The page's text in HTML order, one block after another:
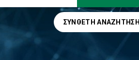
ΣΎΝΘΕΤΗ ΑΝΑΖΉΤΗΣΗ